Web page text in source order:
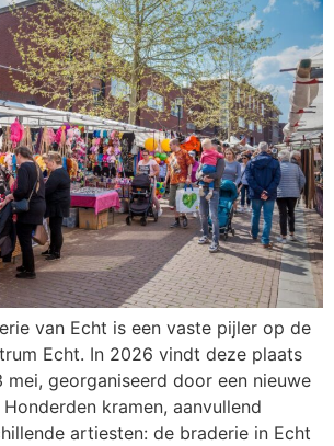
van Echt is een vaste pijler op de
Echt. In 2026 vindt deze plaats
georganiseerd door een nieuwe
kramen, aanvullend
artiesten: de braderie in Echt